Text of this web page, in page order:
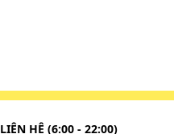
LIÊN HỆ (6:00 - 22:00)